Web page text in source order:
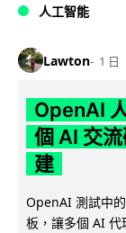
人工智能
Lawton 1 日
OpenAI
個 AI 交
建
OpenAI 測試中
板，讓多個 AI 代